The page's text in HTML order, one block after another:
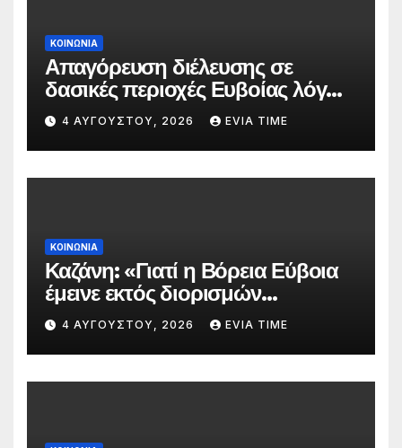
ΚΟΙΝΩΝΙΑ
Απαγόρευση διέλευσης σε
δασικές περιοχές Ευβοίας λόγω
πολύ υψηλού κινδύνου
πυρκαγιάς
4 ΑΥΓΟΎΣΤΟΥ, 2026 EVIA TIME
ΚΟΙΝΩΝΙΑ
Καζάνη: «Γιατί η Βόρεια Εύβοια
έμεινε εκτός διορισμών
δασκάλων;»
4 ΑΥΓΟΎΣΤΟΥ, 2026 EVIA TIME